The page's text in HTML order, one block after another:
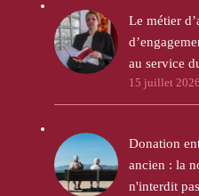
Le métier
au service
15 juillet 2026
Donation
ancien : la
n'interdit